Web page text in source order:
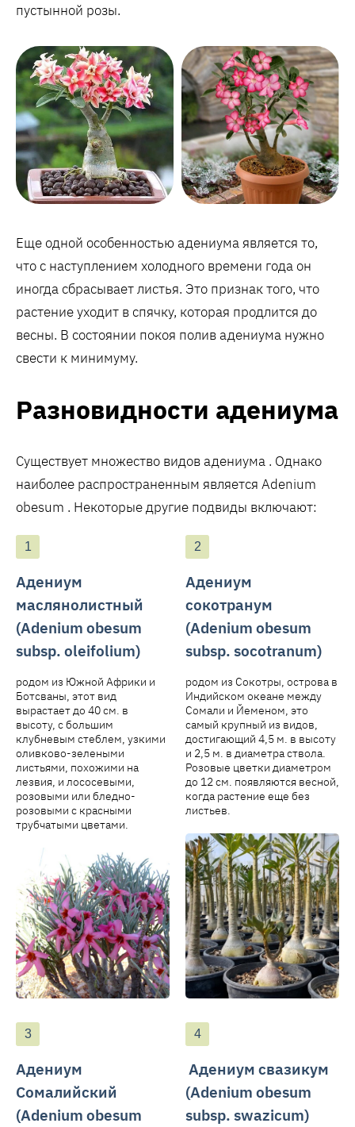
пустынной розы.
Еще одной особенностью адениума является то,
что с наступлением холодного времени года он
иногда сбрасывает листья. Это признак того, что
растение уходит в спячку, которая продлится до
весны. В состоянии покоя полив адениума нужно
свести к минимуму.
Разновидности адениума
Существует множество видов адениума . Однако
наиболее распространенным является Adenium
obesum . Некоторые другие подвиды включают:
Адениум
маслянолистный
(Adenium obesum
subsp. oleifolium)
родом из Южной Африки и
Ботсваны, этот вид
вырастает до 40 см. в
высоту, с большим
клубневым стеблем, узкими
оливково-зелеными
листьями, похожими на
лезвия, и лососевыми,
розовыми или бледно-
розовыми с красными
трубчатыми цветами.
Адениум
сокотранум
(Adenium obesum
subsp. socotranum)
родом из Сокотры, острова в
Индийском океане между
Сомали и Йеменом, это
самый крупный из видов,
достигающий 4,5 м. в высоту
и 2,5 м. в диаметра ствола.
Розовые цветки диаметром
до 12 см. появляются весной,
когда растение еще без
листьев.
Адениум
Сомалийский
(Adenium obesum
Адениум свазикум
(Adenium obesum
subsp. swazicum)